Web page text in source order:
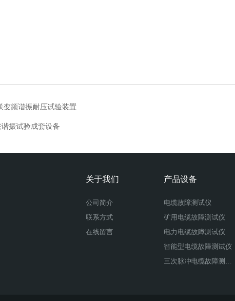
变频谐振耐压试验装置
振试验成套设备
关于我们
公司简介
联系方式
在线留言
产品设备
电缆故障测试仪
矿用电缆故障测试仪
电力电缆故障测试仪
智能型电缆故障测试仪